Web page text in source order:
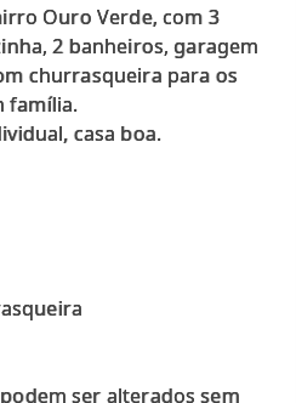
Ouro Verde, com 3
2 banheiros, garagem
churrasqueira para os
família.
casa boa.
ser alterados sem